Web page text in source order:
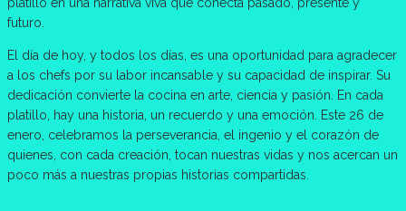
futuro.
El día de hoy, y todos los días, es una oportunidad para agradecer
a los chefs por su labor incansable y su capacidad de inspirar. Su
dedicación convierte la cocina en arte, ciencia y pasión. En cada
platillo, hay una historia, un recuerdo y una emoción. Este 26 de
enero, celebramos la perseverancia, el ingenio y el corazón de
quienes, con cada creación, tocan nuestras vidas y nos acercan un
poco más a nuestras propias historias compartidas.